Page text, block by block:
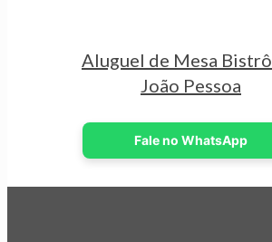
Aluguel de Mesa
João Pessoa
Fale no WhatsApp